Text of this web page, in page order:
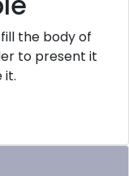
the body of
to present it
it.